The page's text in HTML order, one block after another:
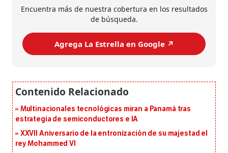
Encuentra más de nuestra cobertura en los resultados
de búsqueda.
Agrega La Estrella en Google ↗️
Multinacionales tecnológicas miran a Panamá tras
estrategia de semiconductores e IA
XXVII Aniversario de la entronización de su majestad el
rey Mohammed VI